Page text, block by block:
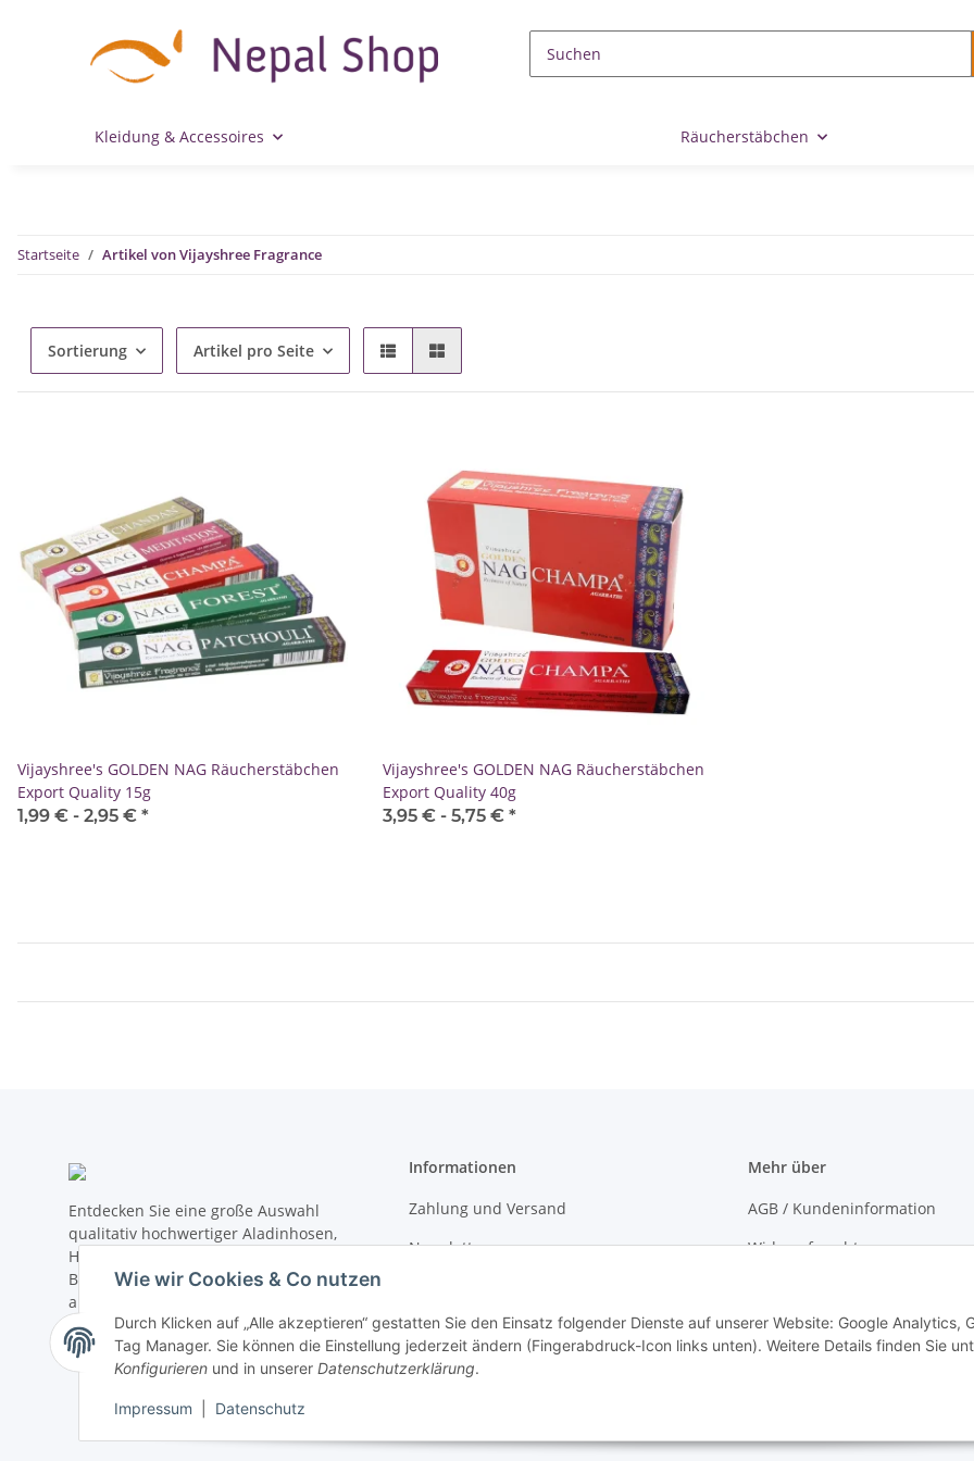
Kleidung & Accessoires Räucherstäbchen
Startseite Artikel von Vijayshree Fragrance
Sortierung Artikel pro Seite
Vijayshree's GOLDEN NAG Räucherstäbchen
Export Quality 15g
1,99 € - 2,95 € *
Vijayshree's GOLDEN NAG Räucherstäbchen
Export Quality 40g
3,95 € - 5,75 € *
Entdecken Sie eine große Auswahl
qualitativ hochwertiger Aladinhosen,
Haremshosen & weitere alternative
Bekleidung sowie landestypische Waren
aus Nepal, Indien, Tibet & Thailand
Informationen
Zahlung und Versand
Newsletter
Wiederverkäufer
Ladenlokal in Augsburg (Altstadt)
Mehr über
AGB / Kundeninformation
Widerrufsrecht
Kontakt
Wie wir Cookies & Co nutzen
Durch Klicken auf „Alle akzeptieren“ gestatten Sie den Einsatz folgender Dienste auf unserer Website: Google Analytics,
Tag Manager. Sie können die Einstellung jederzeit ändern (Fingerabdruck-Icon links unten). Weitere Details finden Sie
Konfigurieren und in unserer Datenschutzerklärung.
Impressum Datenschutz